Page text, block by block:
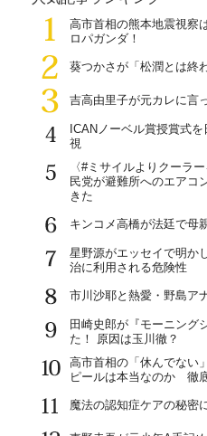
1
高市首相の熊本地震視察
ロパガンダ！
2
葵つかさが「松潤とは終
3
吉高由里子が元カレに言
4
ICANノーベル賞授賞式
視
5
〈#ミサイルよりクーラ
民党が避難所へのエアコ
きた
6
キンコメ高橋が法廷で母
7
星野源がエッセイで明か
治に利用される危険性
8
市川沙耶と熱愛・野島ア
9
田崎史郎が『モーニング
た！ 原因は玉川徹？
10
高市首相の「休んでない
ピールは本当なのか 徹
11
魔法の認知症ケアの秘密